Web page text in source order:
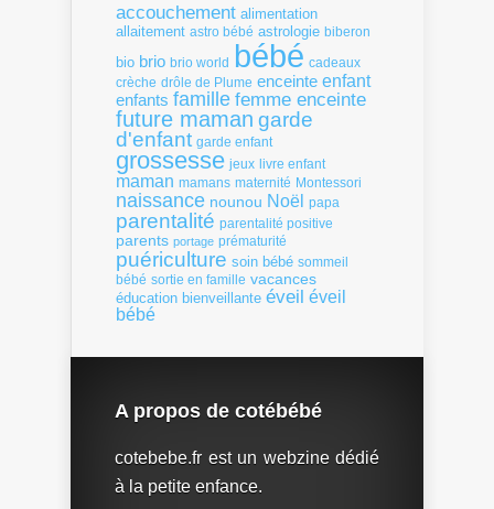
accouchement alimentation
allaitement astro bébé astrologie biberon
bio brio brio world bébé cadeaux
crèche drôle de Plume enceinte enfant
enfants famille femme enceinte
future maman garde
d'enfant garde enfant
grossesse jeux livre enfant
maman mamans maternité Montessori
naissance nounou Noël papa
parentalité parentalité positive
parents portage prématurité
puériculture soin bébé sommeil
bébé sortie en famille vacances
éducation bienveillante éveil éveil
bébé
A propos de cotébébé
cotebebe.fr est un webzine dédié
à la petite enfance.